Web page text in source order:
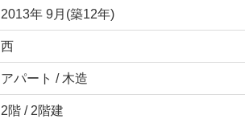
2013年 9月(築12年)
西
アパート / 木造
2階 / 2階建